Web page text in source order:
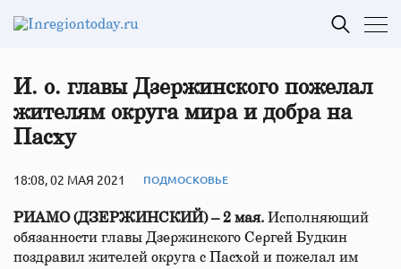
И. о. главы Дзержинского пожелал
жителям округа мира и добра на
Пасху
18:08, 02 МАЯ 2021 ПОДМОСКОВЬЕ
РИАМО (ДЗЕРЖИНСКИЙ) – 2 мая. Исполняющий
обязанности главы Дзержинского Сергей Будкин
поздравил жителей округа с Пасхой и пожелал им